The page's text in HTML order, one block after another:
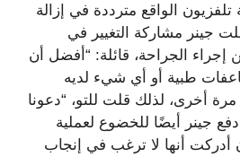
الواقع مترددة في إزالة
جينر مشاركة التغيير في
إجراء الجراحة، قائلة: “أفضل أن
طبية أو أي شيء لديه
أخرى، لذلك قلت للتو، “دعونا
جينر أيضًا للخضوع لعملية
أدركت أنها لا ترغب في إنجاب